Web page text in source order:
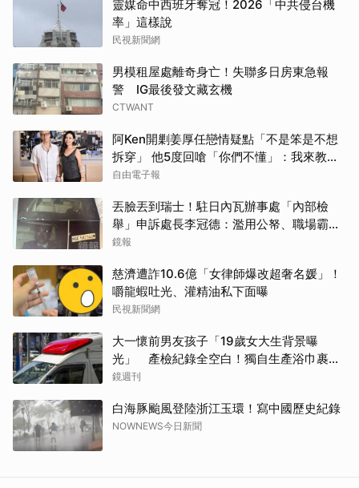
靈媒命中西班牙奪冠！2026「中共侵台機
率」這樣說
民視新聞網
男模租屋處離奇身亡！失聯多日房東急報
警 IG最後發文藏玄機
CTWANT
阿Ken開剿姜厚任戀情疑點「不是笨是不想
拆穿」 他5度回嗆「你們不懂」：我來教育
你們
自由電子報
丟臉丟到瑞士！駐日內瓦辦事處「內部檢
舉」申訴處長李冠德：濫用公帑、職場霸
凌、超速仔拒繳罰單 外交部要查了
鏡報
慈濟遭詐10.6億「女律師爆改超奢名媛」！
嚼龍蝦吐光、灌精油私下面曝
民視新聞網
大一懷前男友孩子「19歲女大生背景曝
光」 產檢紀錄全空白！獨自生產浴巾裹嬰
屍藏家5天
鏡週刊
白海豚颱風登陸浙江玉環！寫中國歷史紀錄
NOWNEWS今日新聞